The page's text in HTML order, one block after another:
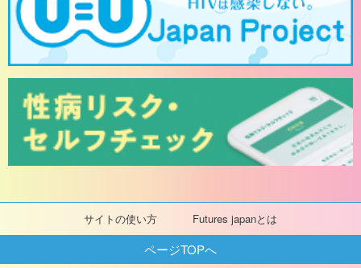
サイトの使い方 Futures japanとは
ページTOPへ